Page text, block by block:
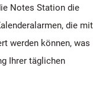
Notes Station die
die mit
werden können, was
Ihrer täglichen